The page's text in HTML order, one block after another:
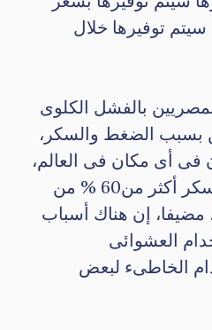
سيتم توفيرها خلال
بالفشل الكلوى
بسبب الضغط والسكر،
فى أى مكان فى العالم،
حيث يمثل الضغط والسكر أكثر من60 % من
إن هناك أسباب
العشوائى
الخاطىء لبعض